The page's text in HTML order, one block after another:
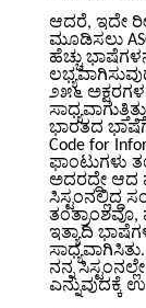
ಆದರೆ, ಇದೇ
ಮೂಡಿಸಲು
ಹೆಚ್ಚು
೨೫೬
ಭಾರತದ
Code for
ಫಾಂಟುಗಳು
ಅದರದ್ದೇ ಆದ
ಸಿಸ್ಟಂ‌ನಲ್ಲಿದ್ದ
ತಂತ್ರಾಂಶವೂ,
ಇತ್ಯಾದಿ
ನನ್ನ
ಎನ್ನುವುದಕ್ಕೆ